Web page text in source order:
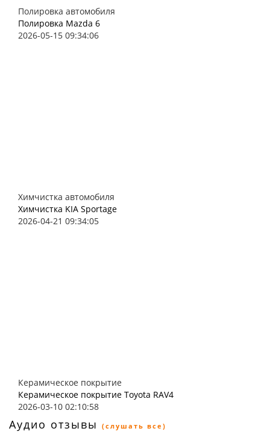
Полировка автомобиля
Полировка Mazda 6
2026-05-15 09:34:06
Химчистка автомобиля
Химчистка KIA Sportage
2026-04-21 09:34:05
Керамическое покрытие
Керамическое покрытие Toyota RAV4
2026-03-10 02:10:58
Аудио отзывы (слушать все)